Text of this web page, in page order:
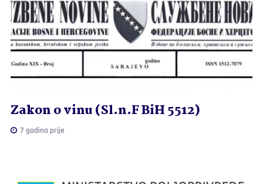
Zakon o vinu (Sl.n.F BiH 5512)
7 godina prije